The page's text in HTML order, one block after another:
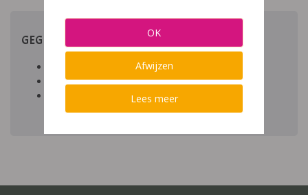
GEGEVENS
Datum toegevoegd: 31/10/2019
bestand
OK
Afwijzen
Lees meer